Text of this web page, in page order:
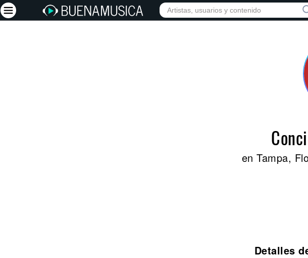
INICIO ARTISTAS RED SOCIAL
en Tampa,
Detalles